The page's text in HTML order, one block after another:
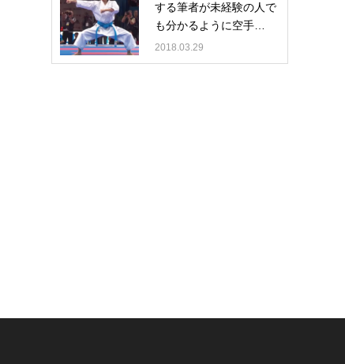
する筆者が未経験の人で
も分かるように空手…
2018.03.29